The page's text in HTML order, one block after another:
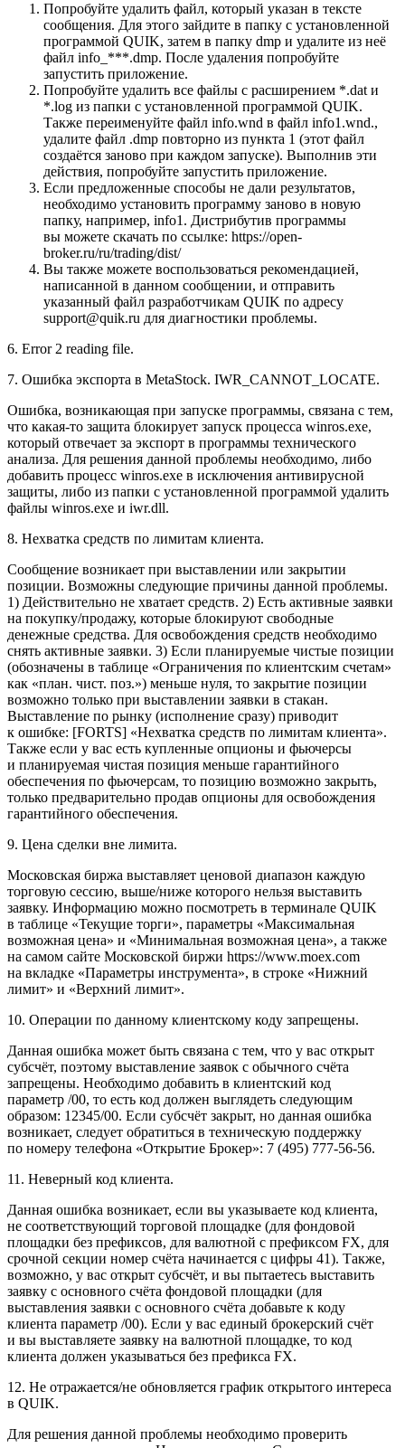
Попробуйте удалить файл, который указан в тексте
сообщения. Для этого зайдите в папку с установленной
программой QUIK, затем в папку dmp и удалите из неё
файл info_***.dmp. После удаления попробуйте
запустить приложение.
Попробуйте удалить все файлы с расширением *.dat и
*.log из папки с установленной программой QUIK.
Также переименуйте файл info.wnd в файл info1.wnd.,
удалите файл .dmp повторно из пункта 1 (этот файл
создаётся заново при каждом запуске). Выполнив эти
действия, попробуйте запустить приложение.
Если предложенные способы не дали результатов,
необходимо установить программу заново в новую
папку, например, info1. Дистрибутив программы
вы можете скачать по ссылке: https://open-
broker.ru/ru/trading/dist/
Вы также можете воспользоваться рекомендацией,
написанной в данном сообщении, и отправить
указанный файл разработчикам QUIK по адресу
support@quik.ru для диагностики проблемы.
6. Error 2 reading file.
7. Ошибка экспорта в MetaStock. IWR_CANNOT_LOCATE.
Ошибка, возникающая при запуске программы, связана с тем,
что какая-то защита блокирует запуск процесса winros.exe,
который отвечает за экспорт в программы технического
анализа. Для решения данной проблемы необходимо, либо
добавить процесс winros.exe в исключения антивирусной
защиты, либо из папки с установленной программой удалить
файлы winros.exe и iwr.dll.
8. Нехватка средств по лимитам клиента.
Сообщение возникает при выставлении или закрытии
позиции. Возможны следующие причины данной проблемы.
1) Действительно не хватает средств. 2) Есть активные заявки
на покупку/продажу, которые блокируют свободные
денежные средства. Для освобождения средств необходимо
снять активные заявки. 3) Если планируемые чистые позиции
(обозначены в таблице «Ограничения по клиентским счетам»
как «план. чист. поз.») меньше нуля, то закрытие позиции
возможно только при выставлении заявки в стакан.
Выставление по рынку (исполнение сразу) приводит
к ошибке: [FORTS] «Нехватка средств по лимитам клиента».
Также если у вас есть купленные опционы и фьючерсы
и планируемая чистая позиция меньше гарантийного
обеспечения по фьючерсам, то позицию возможно закрыть,
только предварительно продав опционы для освобождения
гарантийного обеспечения.
9. Цена сделки вне лимита.
Московская биржа выставляет ценовой диапазон каждую
торговую сессию, выше/ниже которого нельзя выставить
заявку. Информацию можно посмотреть в терминале QUIK
в таблице «Текущие торги», параметры «Максимальная
возможная цена» и «Минимальная возможная цена», а также
на самом сайте Московской биржи https://www.moex.com
на вкладке «Параметры инструмента», в строке «Нижний
лимит» и «Верхний лимит».
10. Операции по данному клиентскому коду запрещены.
Данная ошибка может быть связана с тем, что у вас открыт
субсчёт, поэтому выставление заявок с обычного счёта
запрещены. Необходимо добавить в клиентский код
параметр /00, то есть код должен выглядеть следующим
образом: 12345/00. Если субсчёт закрыт, но данная ошибка
возникает, следует обратиться в техническую поддержку
по номеру телефона «Открытие Брокер»: 7 (495) 777-56-56.
11. Неверный код клиента.
Данная ошибка возникает, если вы указываете код клиента,
не соответствующий торговой площадке (для фондовой
площадки без префиксов, для валютной с префиксом FX, для
срочной секции номер счёта начинается с цифры 41). Также,
возможно, у вас открыт субсчёт, и вы пытаетесь выставить
заявку с основного счёта фондовой площадки (для
выставления заявки с основного счёта добавьте к коду
клиента параметр /00). Если у вас единый брокерский счёт
и вы выставляете заявку на валютной площадке, то код
клиента должен указываться без префикса FX.
12. Не отражается/не обновляется график открытого интереса
в QUIK.
Для решения данной проблемы необходимо проверить